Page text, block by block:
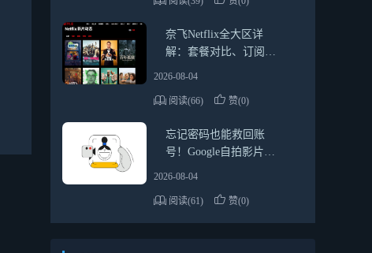
奈飞Netflix全大区详
解：套餐对比、订阅方
2026-08-04
阅读(66) 赞(0)
忘记密码也能救回账
号！Google自拍影片验
2026-08-04
阅读(61) 赞(0)